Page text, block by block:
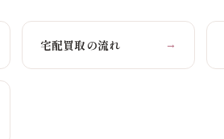
宅配買取の流れ →